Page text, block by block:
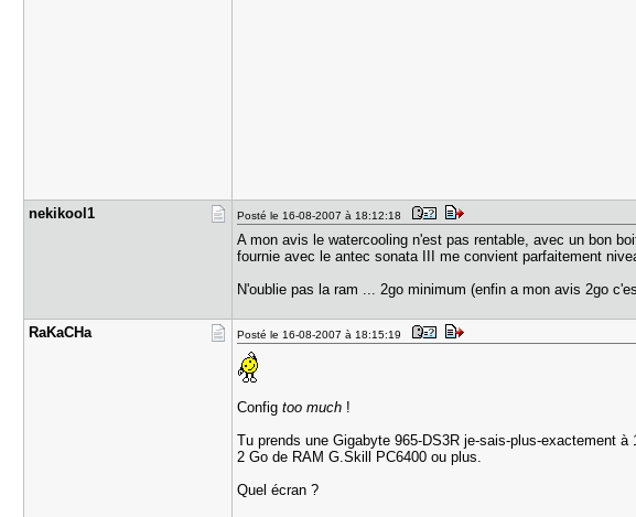
nekikool1 Posté le 16-08-2007 à 18:12:18
A mon avis le watercooling n'est pas rentable, avec un bon
fournie avec le antec sonata III me convient parfaitement
N'oublie pas la ram ... 2go minimum (enfin a mon avis 2go
RaKaCHa Posté le 16-08-2007 à 18:15:19
Configtoo much !
Tu prends une Gigabyte 965-DS3R je-sais-plus-exactement
2 Go de RAM G.Skill PC6400 ou plus.
Quel écran ?